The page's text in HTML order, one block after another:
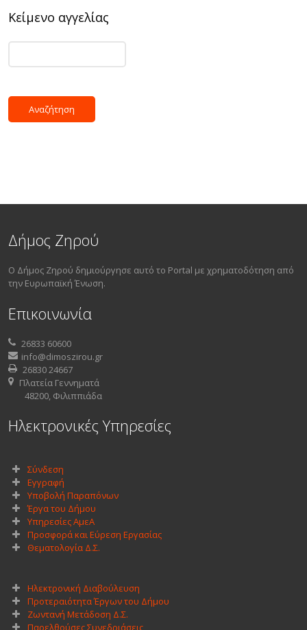
Κείμενο αγγελίας
Δήμος Ζηρού
Ο Δήμος Ζηρού δημιούργησε αυτό το Portal με χρηματοδότηση από
την Ευρωπαϊκή Ένωση.
Επικοινωνία
26833 60600
info@dimoszirou.gr
26830 24667
Πλατεία Γεννηματά
48200, Φιλιππιάδα
Ηλεκτρονικές Υπηρεσίες
Σύνδεση
Εγγραφή
Υποβολή Παραπόνων
Έργα του Δήμου
Υπηρεσίες ΑμεΑ
Προσφορά και Εύρεση Εργασίας
Θεματολογία Δ.Σ.
Ηλεκτρονική Διαβούλευση
Προτεραιότητα Έργων του Δήμου
Ζωντανή Μετάδοση Δ.Σ.
Παρελθούσες Συνεδριάσεις